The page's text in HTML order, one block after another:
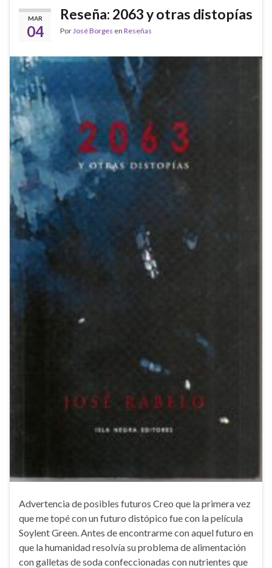
MAR
04
Reseña: 2063 y otras distopías
Por José Borges en Reseñas
Advertencia de posibles futuros Creo que la primera vez
que me topé con un futuro distópico fue con la película
Soylent Green. Antes de encontrarme con aquel futuro en
que la humanidad resolvía su problema de alimentación
con galletas de soda confeccionadas con nutrientes que